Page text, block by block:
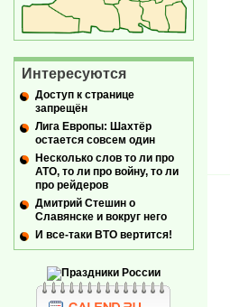
Интересуются
Доступ к странице
запрещён
Лига Европы: Шахтёр
остается совсем один
Несколько слов то ли про
АТО, то ли про войну, то ли
про рейдеров
Дмитрий Стешин о
Славянске и вокруг него
И все-таки ВТО вертится!